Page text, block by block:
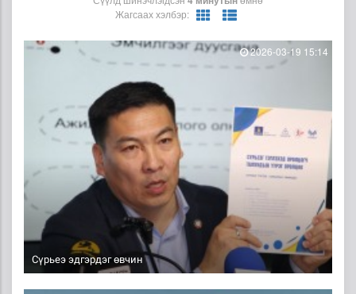
Жагсаах хэлбэр:
Сүрьеэ эдгэрдэг өвчин
2026-03-19 15:14